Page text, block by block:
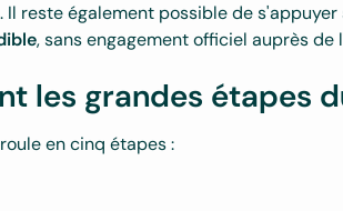
reste également possible de s'appuyer
, sans engagement officiel auprès de
les grandes étapes
en cinq étapes :